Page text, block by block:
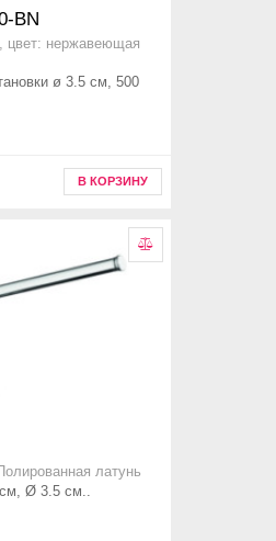
BN
цвет: нержавеющая
ø 3.5 см, 500
В КОРЗИНУ
латунь
Ø 3.5 см..